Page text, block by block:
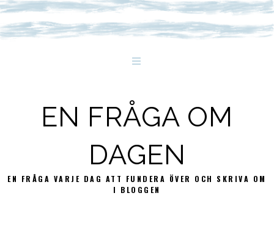
EN FRÅGA OM
DAGEN
EN FRÅGA VARJE DAG ATT FUNDERA ÖVER OCH SKRIVA OM
I BLOGGEN